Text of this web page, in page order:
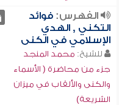
الفهرس:فوائد
التكني , الهدي
الإسلامي في الكنى
للشيخ: محمد المنجد
جزء من محاضرة ( الأسماء
والكنى والألقاب في ميزان
الشريعة)